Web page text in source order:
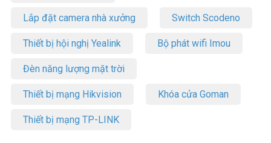
Lắp đặt camera nhà xưởng Switch Scodeno
Thiết bị hội nghị Yealink Bộ phát wifi Imou
Đèn năng lượng mặt trời
Thiết bị mạng Hikvision Khóa cửa Goman
Thiết bị mạng TP-LINK